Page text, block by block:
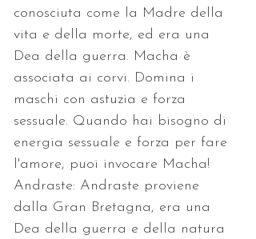
conosciuta come la Madre della
vita e della morte, ed era una
Dea della guerra. Macha è
associata ai corvi. Domina i
maschi con astuzia e forza
sessuale. Quando hai bisogno di
energia sessuale e forza per fare
l'amore, puoi invocare Macha!
Andraste: Andraste proviene
dalla Gran Bretagna, era una
Dea della guerra e della natura